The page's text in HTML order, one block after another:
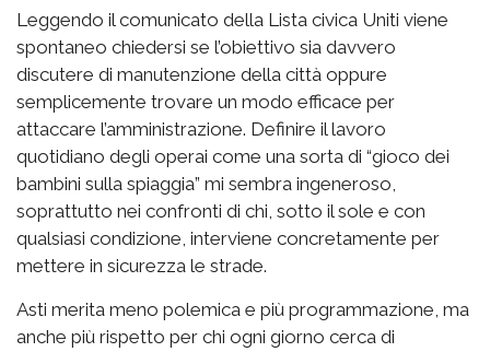
Leggendo il comunicato della Lista civica Uniti viene
spontaneo chiedersi se l’obiettivo sia davvero
discutere di manutenzione della città oppure
semplicemente trovare un modo efficace per
attaccare l’amministrazione. Definire il lavoro
quotidiano degli operai come una sorta di “gioco dei
bambini sulla spiaggia” mi sembra ingeneroso,
soprattutto nei confronti di chi, sotto il sole e con
qualsiasi condizione, interviene concretamente per
mettere in sicurezza le strade.
Asti merita meno polemica e più programmazione, ma
anche più rispetto per chi ogni giorno cerca di